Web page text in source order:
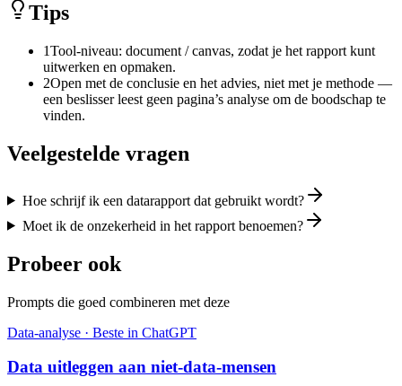
Tips
1Tool-niveau: document / canvas, zodat je het rapport kunt
uitwerken en opmaken.
2Open met de conclusie en het advies, niet met je methode —
een beslisser leest geen pagina’s analyse om de boodschap te
vinden.
Veelgestelde vragen
Hoe schrijf ik een datarapport dat gebruikt wordt?
Moet ik de onzekerheid in het rapport benoemen?
Probeer ook
Prompts die goed combineren met deze
Data-analyse · Beste in ChatGPT
Data uitleggen aan niet-data-mensen